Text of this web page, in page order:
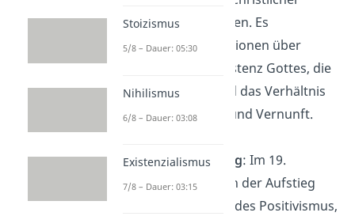
Theologie zu vereinen. Es
entstanden Diskussionen über
Themen wie die Existenz Gottes, die
Natur der Seele und das Verhältnis
zwischen Glauben und Vernunft.
⚙️Industrialisierung: Im 19.
Jahrhundert führten der Aufstieg
des Atheismus und des Positivismus,
Stoizismus
5/8 – Dauer: 05:30
Nihilismus
6/8 – Dauer: 03:08
Existenzialismus
7/8 – Dauer: 03:15